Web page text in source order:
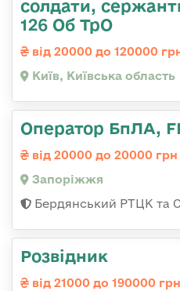
солдати,
126 Об ТрО
від 20000 до 120000
Київ, Київська область
Оператор БпЛА,
від 20000 до 20000 грн
Запоріжжя
Бердянський РТЦК та
Розвідник
від 21000 до 190000 грн